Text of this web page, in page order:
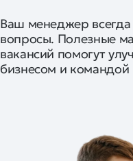
Ваш менеджер всегда
вопросы. Полезные
вакансий помогут
бизнесом и командой